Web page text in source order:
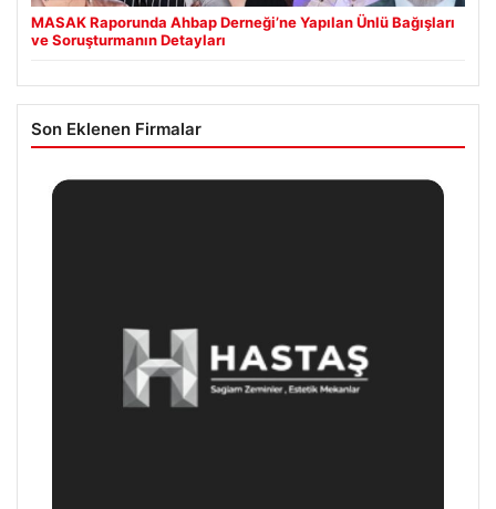
MASAK Raporunda Ahbap Derneği’ne Yapılan Ünlü Bağışları
ve Soruşturmanın Detayları
Son Eklenen Firmalar